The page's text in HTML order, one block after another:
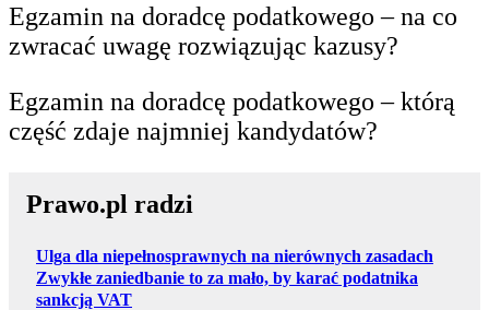
Egzamin na doradcę podatkowego – na co
zwracać uwagę rozwiązując kazusy?
Egzamin na doradcę podatkowego – którą
część zdaje najmniej kandydatów?
Prawo.pl radzi
Ulga dla niepełnosprawnych na nierównych zasadach
Zwykłe zaniedbanie to za mało, by karać podatnika
sankcją VAT